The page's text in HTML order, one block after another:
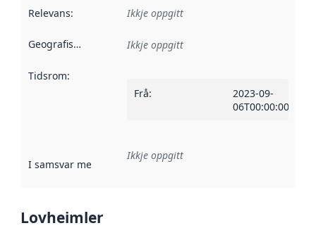
Relevans: Ikkje oppgitt
Geografisk område Ikkje oppgitt
Tidsrom:
Frå:
2023-09-
06T00:00:00Z
I samsvar med Referanse til ei implementeringsregel eller
Ikkje oppgitt
Lovheimler